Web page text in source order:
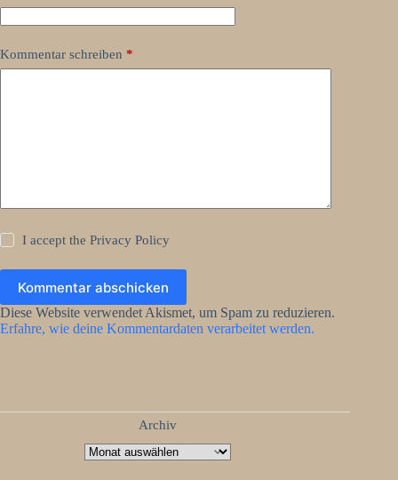
Kommentar schreiben *
I accept thePrivacy Policy
Kommentar abschicken
Diese Website verwendet Akismet, um Spam zu reduzieren.
Erfahre, wie deine Kommentardaten verarbeitet werden.
Archiv